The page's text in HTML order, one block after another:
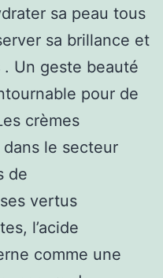
sa peau tous
sa brillance et
. Un geste beauté
pour de
crèmes
le secteur
de
vertus
l’acide
comme une